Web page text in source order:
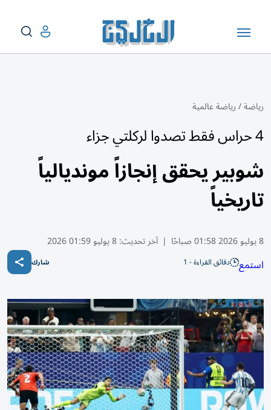
رياضة/رياضة عالمية
4 حراس فقط تصدوا لركلتي جزاء
شوبير يحقق إنجازاً مونديالياً
تاريخياً
8 يوليو 2026 01:58 صباحًا | آخر تحديث:8 يوليو 01:59 2026
استمع دقائق القراءة - 1 شارك